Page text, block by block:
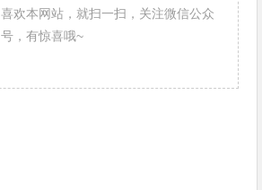
喜欢本网站，就扫一扫，关注微信公众
号，有惊喜哦~